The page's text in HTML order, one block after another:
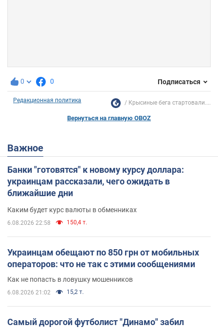
0 0 Подписаться
Редакционная политика Крысиные бега стартовали....
Вернуться на главную OBOZ
Важное
Банки "готовятся" к новому курсу доллара:
украинцам рассказали, чего ожидать в
ближайшие дни
Каким будет курс валюты в обменниках
6.08.2026 22:58 150,4 т.
Украинцам обещают по 850 грн от мобильных
операторов: что не так с этими сообщениями
Как не попасть в ловушку мошенников
6.08.2026 21:02 15,2 т.
Самый дорогой футболист "Динамо" забил